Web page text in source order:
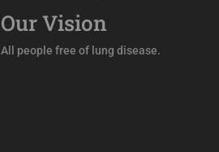
Our Vision
All people free of lung disease.